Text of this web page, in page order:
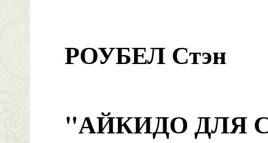
РОУБЕЛ Стэн
"АЙКИДО ДЛЯ